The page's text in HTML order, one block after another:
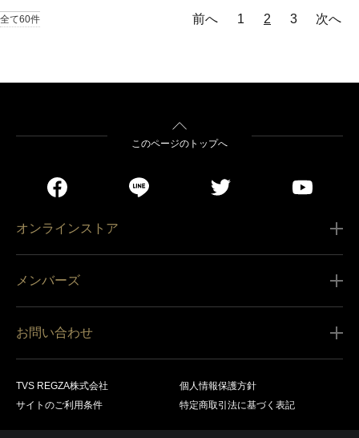
全て60件 前へ 1 2 3 次へ
このページのトップへ
オンラインストア
営業日カレンダー
メンバーズ
会員規約
商品登録
お問い合わせ
TVS REGZA株式会社
個人情報保護方針
サイトのご利用条件
特定商取引法に基づく表記